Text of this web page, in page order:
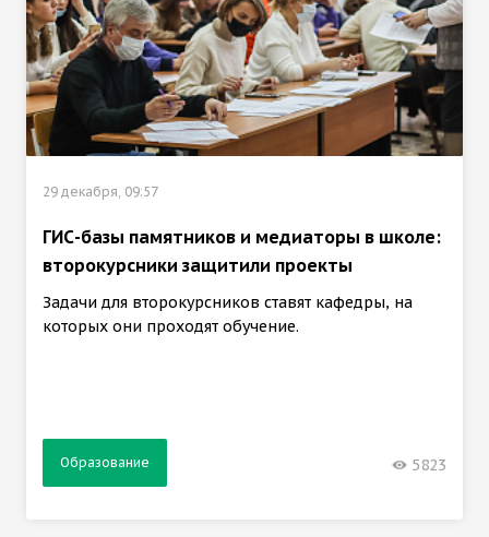
29 декабря, 09:57
ГИС-базы памятников и медиаторы в школе:
второкурсники защитили проекты
Задачи для второкурсников ставят кафедры, на
которых они проходят обучение.
Образование 5823